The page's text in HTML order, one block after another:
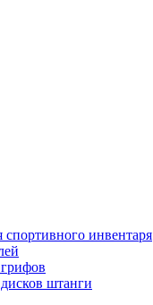
инвентаря
штанги